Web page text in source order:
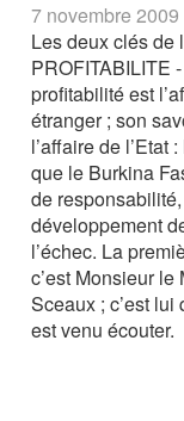
7 novembre 2009
Les deux clés de
PROFITABILITE
profitabilité est
étranger ; son
l’affaire de l’Etat
que le Burkina
de
développement
l’échec. La
c’est Monsieur
Sceaux ; c’est lui
est venu écouter.